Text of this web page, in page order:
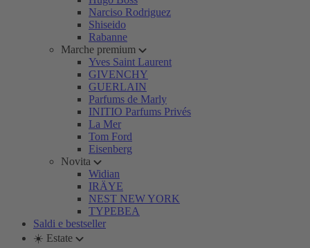
Narciso Rodriguez
Shiseido
Rabanne
Marche premium
Yves Saint Laurent
GIVENCHY
GUERLAIN
Parfums de Marly
INITIO Parfums Privés
La Mer
Tom Ford
Eisenberg
Novita
Widian
IRÄYE
NEST NEW YORK
TYPEBEA
Saldi e bestseller
☀️ Estate